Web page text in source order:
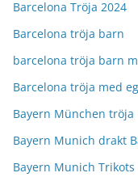
Barcelona Tröja 2024
Barcelona tröja barn
barcelona tröja barn
Barcelona tröja med
Bayern München tröja
Bayern Munich drakt
Bayern Munich Trikots